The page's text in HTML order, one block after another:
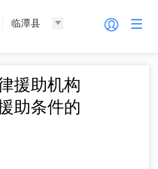
临潭县
援助机构
助条件的